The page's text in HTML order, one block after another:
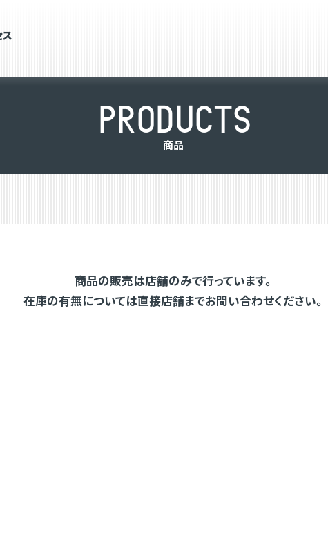
ス
PRODUCTS
商品
商品の販売は店舗のみで行っています。
在庫の有無については直接店舗までお問い合わせください。